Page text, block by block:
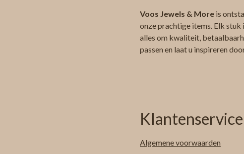
Voos Jewels & More is
onze prachtige items. Elk
alles om kwaliteit,
passen en laat u inspireren
Klantenservice
Algemenevoorwaarden